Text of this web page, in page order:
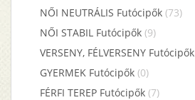
NŐI NEUTRÁLIS Futócipők (73)
NŐI STABIL Futócipők (9)
VERSENY, FÉLVERSENY Futócipők
GYERMEK Futócipők (0)
FÉRFI TEREP Futócipők (7)